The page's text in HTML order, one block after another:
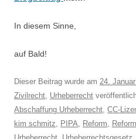
In diesem Sinne,
auf Bald!
Dieser Beitrag wurde am 24.
Zivilrecht, Urheberrecht
Abschaffung Urheberrecht, CC-
kim schmitz, PIPA, Reform,